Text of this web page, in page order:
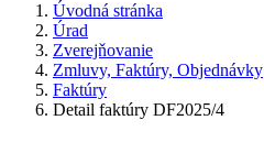
Úvodná stránka
Úrad
Zverejňovanie
Zmluvy, Faktúry, Objednávky
Faktúry
Detail faktúry DF2025/4